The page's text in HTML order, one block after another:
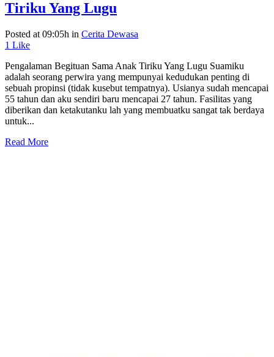
Tiriku Yang Lugu
Posted at 09:05h in Cerita Dewasa
1 Like
Pengalaman Begituan Sama Anak Tiriku Yang Lugu Suamiku
adalah seorang perwira yang mempunyai kedudukan penting di
sebuah propinsi (tidak kusebut tempatnya). Usianya sudah mencapai
55 tahun dan aku sendiri baru mencapai 27 tahun. Fasilitas yang
diberikan dan ketakutanku lah yang membuatku sangat tak berdaya
untuk...
Read More